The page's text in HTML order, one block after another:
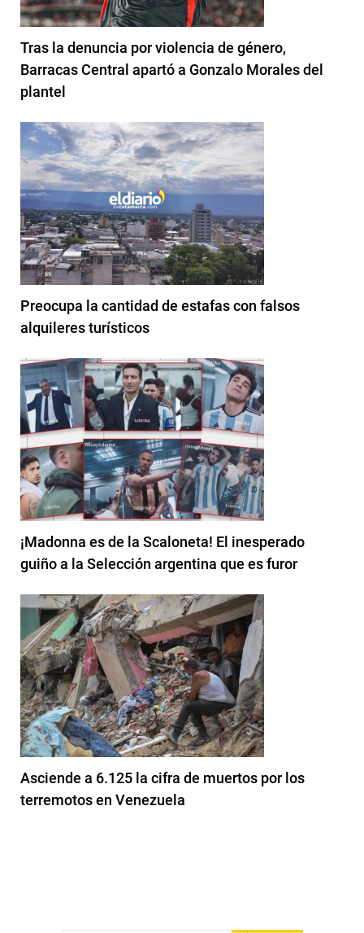
Tras la denuncia por violencia de género,
Barracas Central apartó a Gonzalo Morales del
plantel
Preocupa la cantidad de estafas con falsos
alquileres turísticos
¡Madonna es de la Scaloneta! El inesperado
guiño a la Selección argentina que es furor
Asciende a 6.125 la cifra de muertos por los
terremotos en Venezuela